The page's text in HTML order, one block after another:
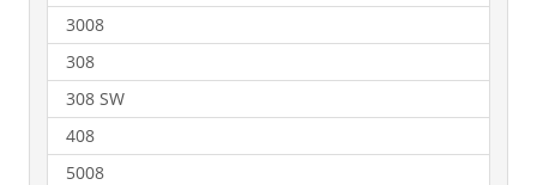
3008
308
308 SW
408
5008